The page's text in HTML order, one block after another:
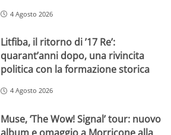
4 Agosto 2026
Litfiba, il ritorno di ’17 Re’:
quarant’anni dopo, una rivincita
politica con la formazione storica
4 Agosto 2026
Muse, ‘The Wow! Signal’ tour: nuovo